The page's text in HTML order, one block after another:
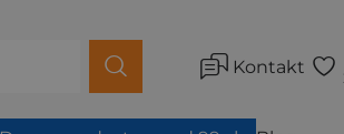
Kontakt